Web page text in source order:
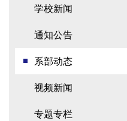
学校新闻
通知公告
系部动态
视频新闻
专题专栏